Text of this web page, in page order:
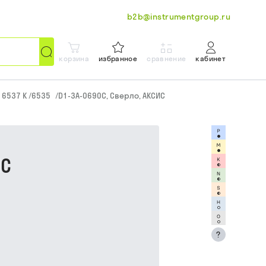
b2b@instrumentgroup.ru
корзина избранное сравнение кабинет
6537 K /6535 /D1-3A-0690C, Сверло, АКСИС
?